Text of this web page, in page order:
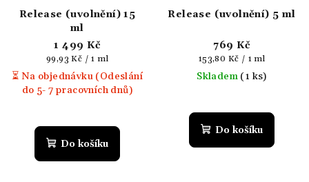
Release (uvolnění) 15
ml
1 499 Kč
Měrná
cena:
99,93 Kč / 1 ml
⏳ Na objednávku (Odeslání
do 5- 7 pracovních dnů)
Do košíku
Release (uvolnění) 5 ml
769 Kč
Měrná
cena:
153,80 Kč / 1 ml
Skladem (1 ks)
Do košíku